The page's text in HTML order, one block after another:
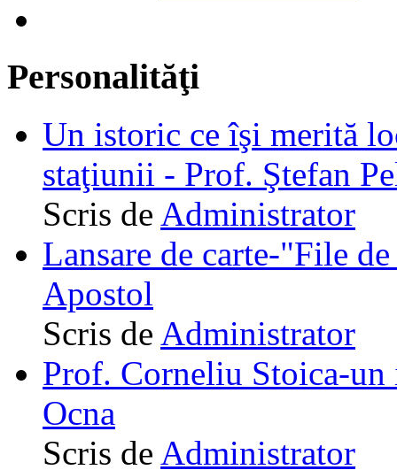
Personalităţi
Un istoric ce îşi merită
staţiunii - Prof. Ştefan
Scris de Administrator
Lansare de carte-"File
Apostol
Scris de Administrator
Prof. Corneliu Stoica-
Ocna
Scris de Administrator